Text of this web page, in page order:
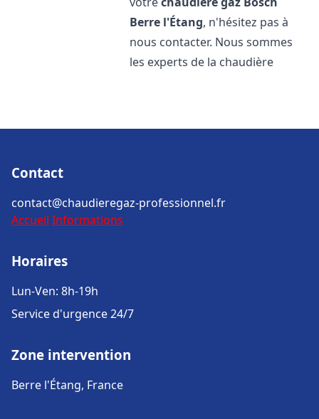
Berre l'Étang, n'hésitez pas à
nous contacter. Nous sommes
les experts de la chaudière
Contact
contact@chaudieregaz-professionnel.fr
Accueil Informations
Horaires
Lun-Ven: 8h-19h
Service d'urgence 24/7
Zone intervention
Berre l'Étang, France